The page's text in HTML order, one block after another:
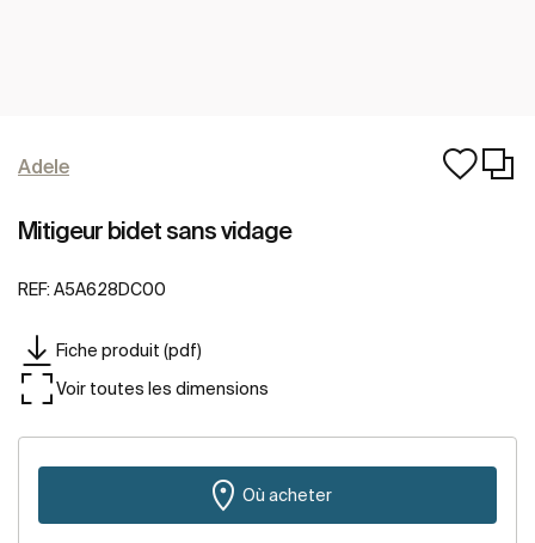
Adele
Mitigeur bidet sans vidage
REF: A5A628DC00
Fiche produit (pdf)
Voir toutes les dimensions
Où acheter